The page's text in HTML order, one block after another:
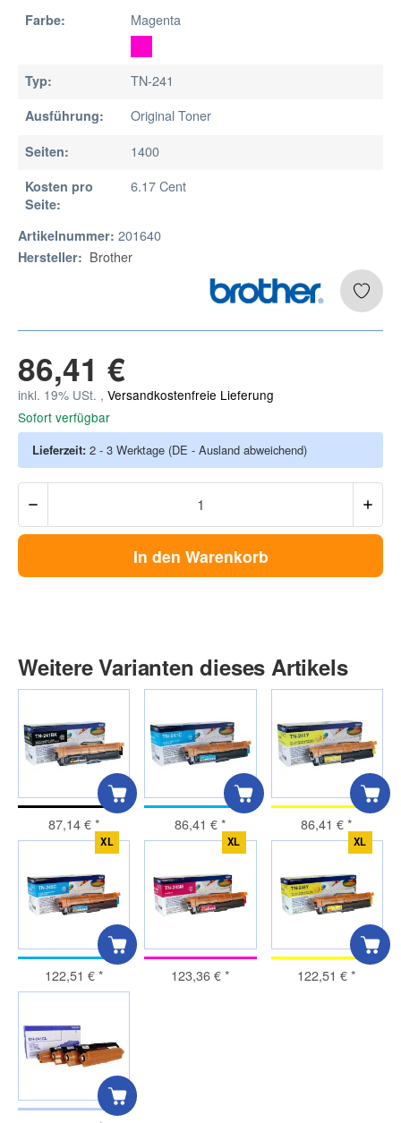
Farbe: Magenta
Typ: TN-241
Ausführung: Original Toner
Seiten: 1400
Kosten pro
Seite:
6.17 Cent
Artikelnummer: 201640
Hersteller: Brother
86,41 €
inkl. 19% USt. , Versandkostenfreie Lieferung
Sofort verfügbar
Lieferzeit: 2 - 3 Werktage (DE - Ausland abweichend)
In den Warenkorb
Weitere Varianten dieses Artikels
87,14 €* 86,41 €* 86,41 €*
XL
122,51 €*
XL
123,36 €*
XL
122,51 €*